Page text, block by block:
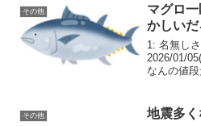
その他
マグロ
かしい
1: 名無し
2026/01/
なんの値
上最高値
その他 地震多く